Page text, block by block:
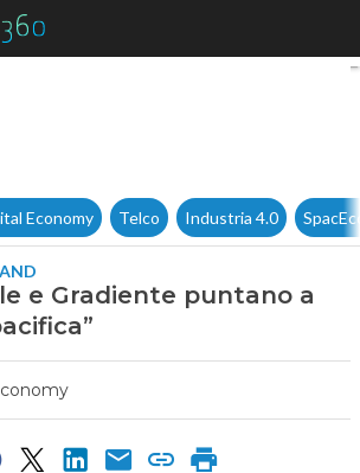
iPhone: Apple e Gradiente
Economy Telco Industria 4.0
e Gradiente puntano a